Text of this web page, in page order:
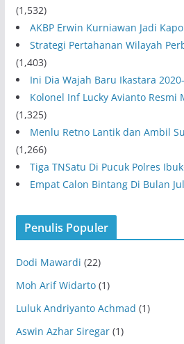
(1,532)
AKBP Erwin Kurniawan Jadi
Strategi Pertahanan Wilayah
(1,403)
Ini Dia Wajah Baru Ikastara
Kolonel Inf Lucky Avianto
(1,325)
Menlu Retno Lantik dan Ambil
(1,266)
Tiga TNSatu Di Pucuk Polres
Empat Calon Bintang Di Bulan
Penulis Populer
Dodi Mawardi (22)
Moh Arif Widarto(1)
Luluk Andriyanto Achmad (1)
Aswin Azhar Siregar(1)